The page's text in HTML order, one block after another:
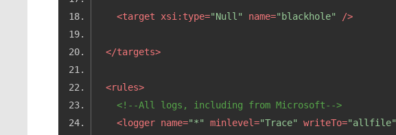
<target xsi:type="Null" name="blackhole" />
</targets>
<rules>
<!--All logs, including from Microsoft-->
<logger name="*" minlevel="Trace" writeTo="allfile"